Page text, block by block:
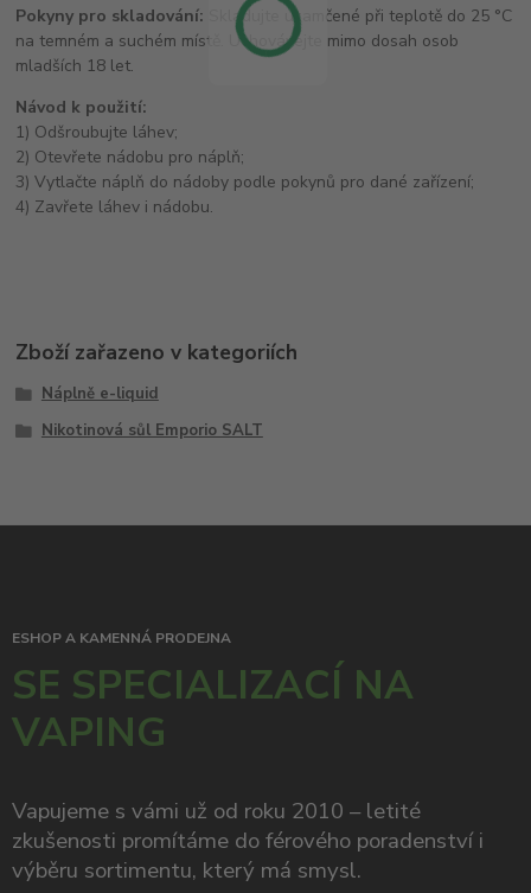
Pokyny pro skladování: Skladujte uzamčené při teplotě do 25 °C
na temném a suchém místě. Uchovávejte mimo dosah osob
mladších 18 let.
Návod k použití:
1) Odšroubujte láhev;
2) Otevřete nádobu pro náplň;
3) Vytlačte náplň do nádoby podle pokynů pro dané zařízení;
4) Zavřete láhev i nádobu.
Zboží zařazeno v kategoriích
Náplně e-liquid
Nikotinová sůl Emporio SALT
ESHOP A KAMENNÁ PRODEJNA
SE SPECIALIZACÍ NA
VAPING
Vapujeme s vámi už od roku 2010 – letité
zkušenosti promítáme do férového poradenství i
výběru sortimentu, který má smysl.